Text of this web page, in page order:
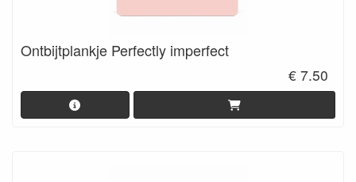
Ontbijtplankje Perfectly imperfect
€ 7.50